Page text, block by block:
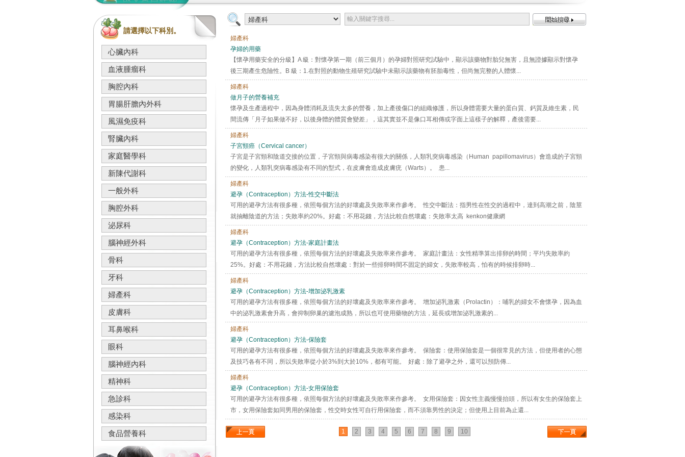
請選擇以下科別。
心臟內科
血液腫瘤科
胸腔內科
胃腸肝膽內外科
風濕免疫科
腎臟內科
家庭醫學科
新陳代謝科
一般外科
胸腔外科
泌尿科
腦神經外科
骨科
牙科
婦產科
皮膚科
耳鼻喉科
眼科
腦神經內科
精神科
急診科
感染科
食品營養科
婦產科
孕婦的用藥
【懷孕用藥安全的分級】A 級：對懷孕第一期（前三個月）的孕婦對照研究試驗中，顯示該藥物對胎兒無害，且無證據顯示對懷孕
後三期產生危險性。B 級：1.在對照的動物生殖研究試驗中未顯示該藥物有胚胎毒性，但尚無完整的人體懷...
婦產科
做月子的營養補充
懷孕及生產過程中，因為身體消耗及流失太多的營養，加上產後傷口的組織修護，所以身體需要大量的蛋白質、鈣質及維生素，民
間流傳「月子如果做不好，以後身體的體質會變差」，這其實並不是像口耳相傳或字面上這樣子的解釋，產後需要...
婦產科
子宮頸癌（Cervical cancer）
子宮是子宮頸和陰道交接的位置，子宮頸與病毒感染有很大的關係，人類乳突病毒感染（Human papillomavirus）會造成的子宮頸
的變化，人類乳突病毒感染有不同的型式，在皮膚會造成皮膚疣（Warts）。 患...
婦產科
避孕（Contraception）方法-性交中斷法
可用的避孕方法有很多種，依照每個方法的好壞處及失敗率來作參考。 性交中斷法：指男性在性交的過程中，達到高潮之前，陰莖
就抽離陰道的方法；失敗率約20%。好處：不用花錢，方法比較自然壞處：失敗率太高 kenkon健康網
婦產科
避孕（Contraception）方法-家庭計畫法
可用的避孕方法有很多種，依照每個方法的好壞處及失敗率來作參考。 家庭計畫法：女性精準算出排卵的時間；平圴失敗率約
25%。好處：不用花錢，方法比較自然壞處：對於一些排卵時間不固定的婦女，失敗率較高，怕有的時候排卵時...
婦產科
避孕（Contraception）方法-增加泌乳激素
可用的避孕方法有很多種，依照每個方法的好壞處及失敗率來作參考。 增加泌乳激素（Prolactin）：哺乳的婦女不會懷孕，因為血
中的泌乳激素會升高，會抑制卵巢的濾泡成熟，所以也可使用藥物的方法，延長或增加泌乳激素的...
婦產科
避孕（Contraception）方法-保險套
可用的避孕方法有很多種，依照每個方法的好壞處及失敗率來作參考。 保險套：使用保險套是一個很常見的方法，但使用者的心態
及技巧各有不同，所以失敗率從小於3%到大於10%，都有可能。 好處：除了避孕之外，還可以預防傳...
婦產科
避孕（Contraception）方法-女用保險套
可用的避孕方法有很多種，依照每個方法的好壞處及失敗率來作參考。 女用保險套：因女性主義慢慢抬頭，所以有女生的保險套上
市，女用保險套如同男用的保險套，性交時女性可自行用保險套，而不須靠男性的決定；但使用上目前為止還...
1 2 3 4 5 6 7 8 9 10